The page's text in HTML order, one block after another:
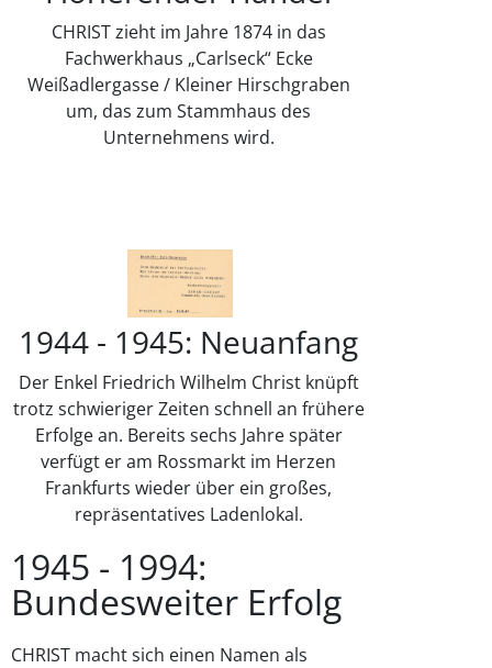
CHRIST zieht im Jahre 1874 in das
Fachwerkhaus „Carlseck“ Ecke
Weißadlergasse / Kleiner Hirschgraben
um, das zum Stammhaus des
Unternehmens wird.
1944 - 1945: Neuanfang
Der Enkel Friedrich Wilhelm Christ knüpft
trotz schwieriger Zeiten schnell an frühere
Erfolge an. Bereits sechs Jahre später
verfügt er am Rossmarkt im Herzen
Frankfurts wieder über ein großes,
repräsentatives Ladenlokal.
1945 - 1994:
Bundesweiter Erfolg
CHRIST macht sich einen Namen als